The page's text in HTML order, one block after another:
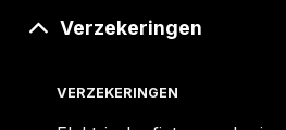
Verzekeringen
VERZEKERINGEN